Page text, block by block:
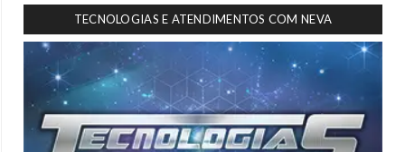
TECNOLOGIAS E ATENDIMENTOS COM NEVA